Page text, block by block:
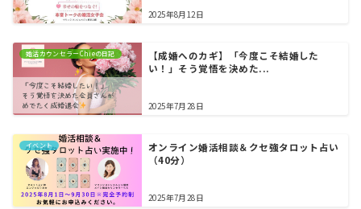
2025年8月12日
婚活カウンセラーChieの日記
【成婚へのカギ】「今度こそ結婚した
い！」そう覚悟を決めた...
2025年7月28日
イベント
オンライン婚活相談＆クセ強タロット占い
（40分）
2025年7月28日